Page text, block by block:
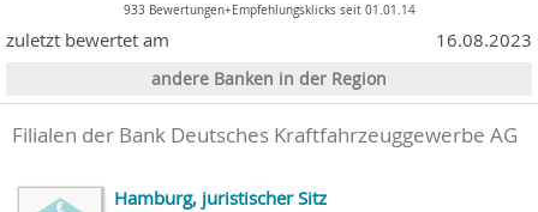
933 Bewertungen+Empfehlungsklicks seit 01.01.14
zuletzt bewertet am 16.08.2023
andere Banken in der Region
Filialen der Bank Deutsches Kraftfahrzeuggewerbe AG
Hamburg, juristischer Sitz